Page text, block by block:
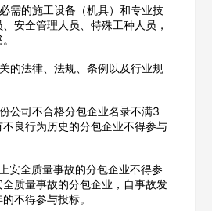
需的施工设备（机具）和专业技
安全管理人员、特殊工种人员，
的法律、法规、条例以及行业规
公司不合格分包企业名录不满3
良行为历史的分包企业不得参与
安全质量事故的分包企业不得参
质量事故的分包企业，自事故发
不得参与投标。